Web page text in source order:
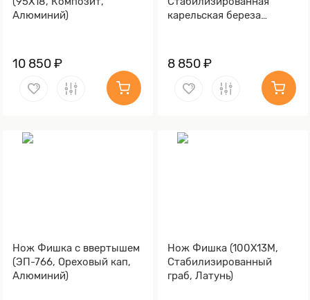
Алюминий)
10 850 ₽
карельская береза
Stonewash)
8 850 ₽
Нож Фишка с ввертышем
(ЭП-766, Ореховый кап,
Алюминий)
Нож Фишка (100Х13М,
Стабилизированный
граб, Латунь)